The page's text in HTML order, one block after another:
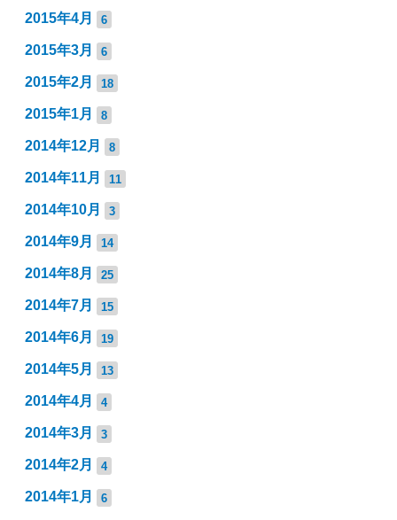
2015年4月 6
2015年3月 6
2015年2月 18
2015年1月 8
2014年12月 8
2014年11月 11
2014年10月 3
2014年9月 14
2014年8月 25
2014年7月 15
2014年6月 19
2014年5月 13
2014年4月 4
2014年3月 3
2014年2月 4
2014年1月 6